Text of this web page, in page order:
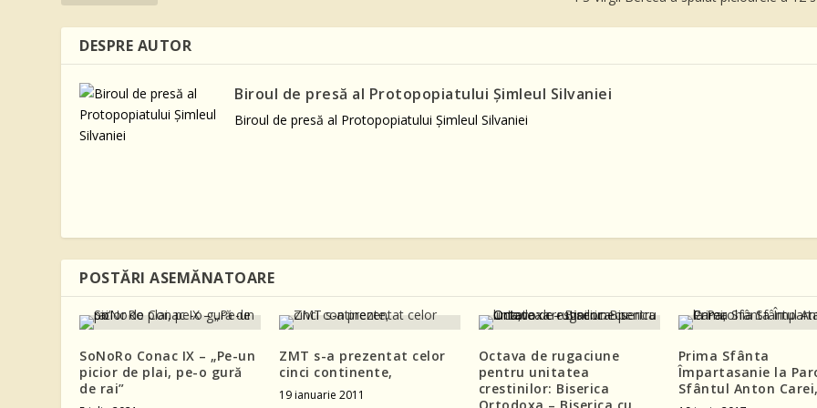
DESPRE AUTOR
Biroul de presă al Protopopiatului Şimleul Silvaniei
Biroul de presă al Protopopiatului Şimleul Silvaniei
POSTĂRI ASEMĂNATOARE
SoNoRo Conac IX – „Pe-un
picior de plai, pe-o gură
de rai”
ZMT s-a prezentat celor
cinci continente,
19 ianuarie 2011
Octava de rugaciune
pentru unitatea
crestinilor: Biserica
Prima Sfânta
Împartasanie la
Sfântul Anton Carei,